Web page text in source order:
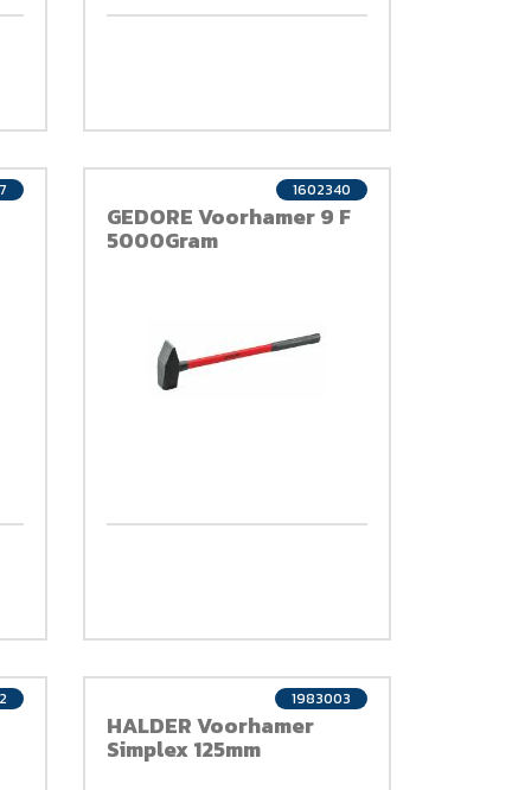
GEDORE Voorhamer 9 F
5000Gram
1602340
HALDER Voorhamer
Simplex 125mm
1983003